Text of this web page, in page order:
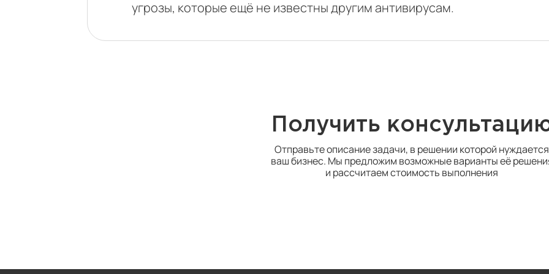
угрозы, которые ещё не известны другим антивирусам.
Получить
Отправьте описание задачи, в решении которой нуждается
ваш бизнес. Мы предложим возможные варианты её
и рассчитаем стоимость выполнения